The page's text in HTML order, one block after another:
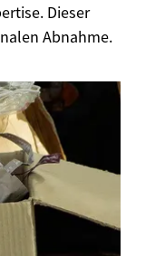
Dieser
Abnahme.